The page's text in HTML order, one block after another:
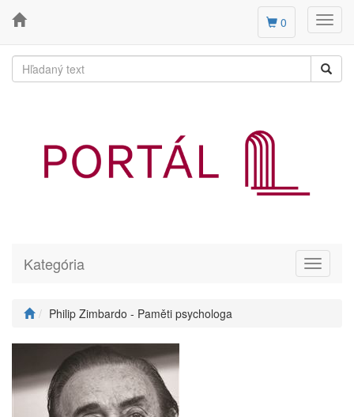
0
Toggle
Kategória
Philip Zimbardo - Paměti psychologa